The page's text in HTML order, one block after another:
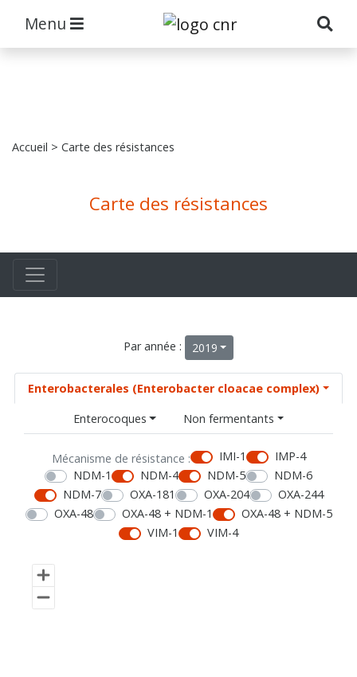
Menu
Accueil > Carte des résistances
Carte des résistances
Par année : 2019
Enterobacterales (Enterobacter cloacae complex)
Enterocoques
Non fermentants
Mécanisme de résistance : IMI-1
IMP-4
NDM-1
NDM-4 NDM-5
NDM-6
NDM-7
OXA-181 OXA-204
OXA-244
OXA-48
OXA-48 + NDM-1
OXA-48 + NDM-5
VIM-1
VIM-4